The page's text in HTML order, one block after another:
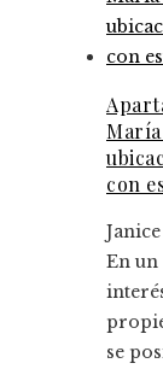
con
En
se